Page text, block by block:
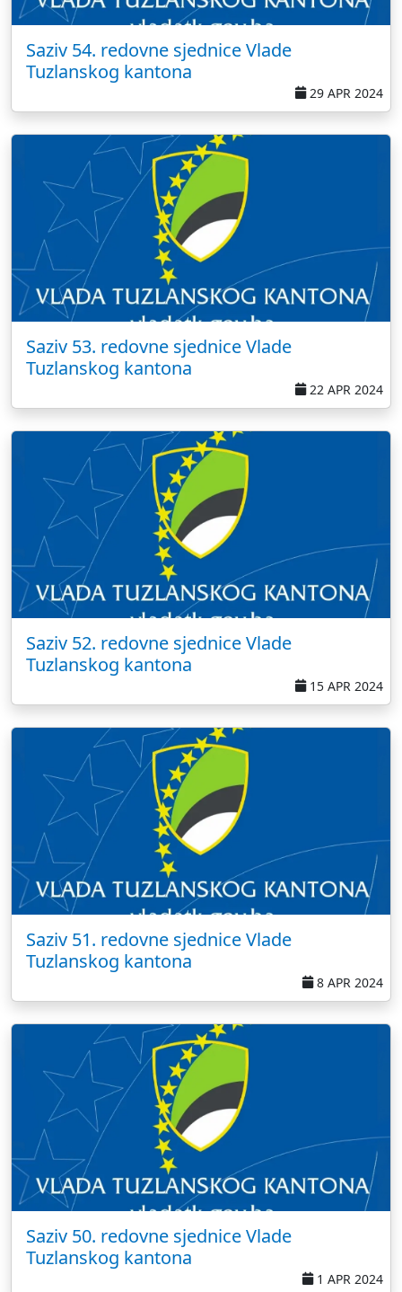
Saziv 54. redovne sjednice Vlade
Tuzlanskog kantona
29 APR 2024
Saziv 53. redovne sjednice Vlade
Tuzlanskog kantona
22 APR 2024
Saziv 52. redovne sjednice Vlade
Tuzlanskog kantona
15 APR 2024
Saziv 51. redovne sjednice Vlade
Tuzlanskog kantona
8 APR 2024
Saziv 50. redovne sjednice Vlade
Tuzlanskog kantona
1 APR 2024